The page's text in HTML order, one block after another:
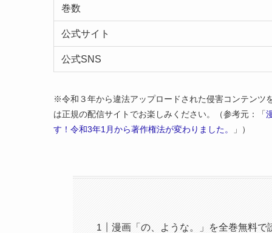
巻数
公式サイト
公式SNS
※令和３年から違法アップロードされた侵害コンテンツ
は正規の配信サイトでお楽しみください。（参考元：「
す！令和3年1月から著作権法が変わりました。
」）
漫画「の、ような。」を全巻無料